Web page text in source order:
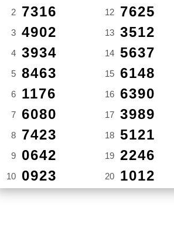
2 7316
3 4902
4 3934
5 8463
6 1176
7 6080
8 7423
9 0642
10 0923
12 7625
13 3512
14 5637
15 6148
16 6390
17 3989
18 5121
19 2246
20 1012